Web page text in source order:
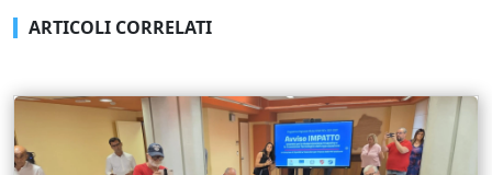
ARTICOLI CORRELATI